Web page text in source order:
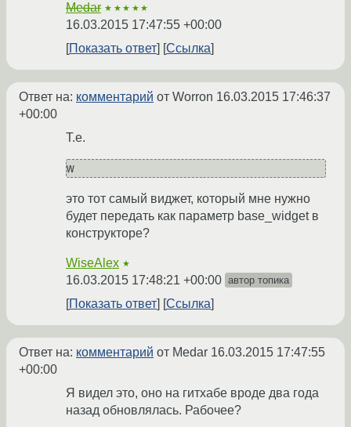
Medar ★★★★★
16.03.2015 17:47:55 +00:00
Показать ответ
Ссылка
Ответ на: комментарий от Worron 16.03.2015 17:46:37
+00:00
Т.е.
w
это тот самый виджет, который мне нужно
будет передать как параметр base_widget в
конструкторе?
WiseAlex ★
16.03.2015 17:48:21 +00:00 автор топика
Показать ответ Ссылка
Ответ на: комментарий от Medar 16.03.2015 17:47:55
+00:00
Я видел это, оно на гитхабе вроде два года
назад обновлялась. Рабочее?